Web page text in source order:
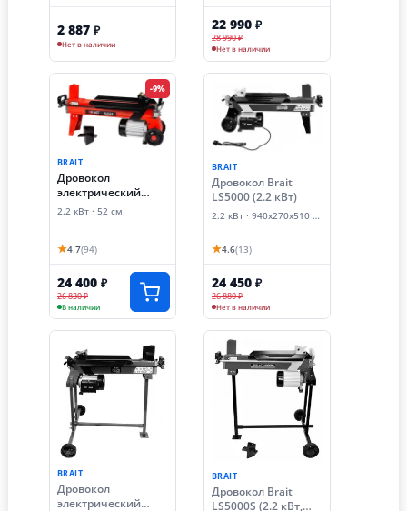
2 887 ₽
Нет в наличии
22 990 ₽
28 990 ₽
Нет в наличии
-9%
BRAIT
Дровокол
электрический
гидравлический
2.2 кВт · 52 см
★4.7(94)
24 400 ₽
26 830 ₽
В наличии
BRAIT
Дровокол Brait
LS5000 (2.2 кВт)
2.2 кВт · 940х270х510 мм
★4.6(13)
24 450 ₽
26 880 ₽
Нет в наличии
BRAIT
Дровокол
электрический
BRAIT
Дровокол Brait
LS5000S (2.2 кВт,